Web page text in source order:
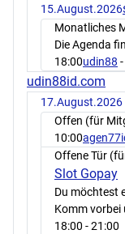
15.August.2026
Monatliches
Die Agenda
18:00udin88
udin88id.com
17.August.2026
Offen (für
10:00
Offene Tür
Slot Gopay
Du möchtest
Komm vorbei
18:00 - 21:00